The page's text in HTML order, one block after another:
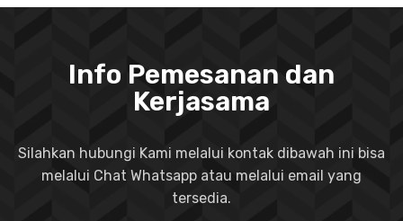
Info Pemesanan dan
Kerjasama
Silahkan hubungi Kami melalui kontak dibawah ini bisa
melalui Chat Whatsapp atau melalui email yang
tersedia.